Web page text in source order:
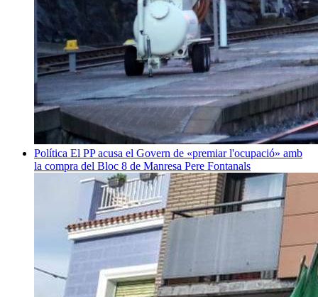
Política El PP acusa el Govern de «premiar l'ocupació» amb
la compra del Bloc 8 de Manresa Pere Fontanals